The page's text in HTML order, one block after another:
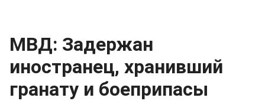
МВД: Задержан
иностранец, хранивший
гранату и боеприпасы